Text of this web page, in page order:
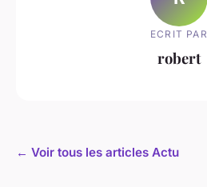
ECRIT PAR
robert
← Voir tous les articles Actu